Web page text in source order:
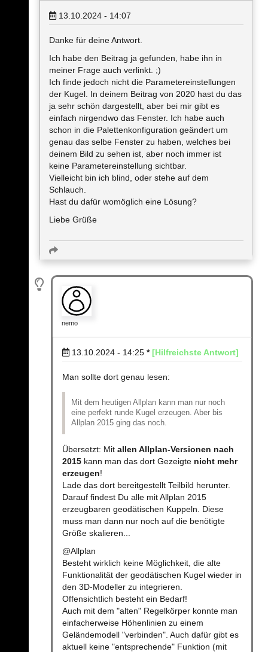
13.10.2024 - 14:07
Danke für deine Antwort.
Ich habe den Beitrag ja gefunden, habe ihn in
meiner Frage auch verlinkt. ;)
Ich finde jedoch nicht die Parametereinstellungen
der Kugel. In deinem Beitrag von 2020 hast du das
ja sehr schön dargestellt, aber bei mir gibt es
einfach nirgendwo das Fenster. Ich habe auch
schon in die Palettenkonfiguration geändert um
genau das selbe Fenster zu haben, welches bei
deinem Bild zu sehen ist, aber noch immer ist
keine Parametereinstellung sichtbar.
Vielleicht bin ich blind, oder stehe auf dem
Schlauch.
Hast du dafür womöglich eine Lösung?
Liebe Grüße
nemo
13.10.2024 - 14:25 * [Hilfreichste Antwort]
Man sollte dort genau lesen:
Mit dem heutigen Allplan kann man nur noch
eine perfekt runde Kugel erzeugen. Aber bis
Allplan 2015 ging das noch.
Übersetzt: Mit allen Allplan-Versionen nach
2015 kann man das dort Gezeigte nicht mehr
erzeugen!
Lade das dort bereitgestellt Teilbild herunter.
Darauf findest Du alle mit Allplan 2015
erzeugbaren geodätischen Kuppeln. Diese
muss man dann nur noch auf die benötigte
Größe skalieren...
@Allplan
Besteht wirklich keine Möglichkeit, die alte
Funktionalität der geodätischen Kugel wieder in
den 3D-Modeller zu integrieren.
Offensichtlich besteht ein Bedarf!
Auch mit dem "alten" Regelkörper konnte man
einfacherweise Höhenlinien zu einem
Geländemodell "verbinden". Auch dafür gibt es
aktuell keine "entsprechende" Funktion (mit